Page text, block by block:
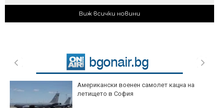
Виж всички новини
Американски военен самолет кацна на
летището в София